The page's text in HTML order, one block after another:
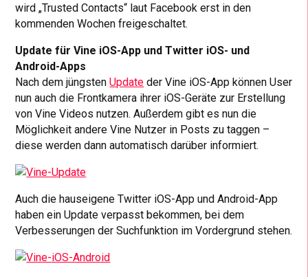
wird „Trusted Contacts“ laut Facebook erst in den
kommenden Wochen freigeschaltet.
Update für Vine iOS-App und Twitter iOS- und
Android-Apps
Nach dem jüngstenUpdate der Vine iOS-App können User
nun auch die Frontkamera ihrer iOS-Geräte zur Erstellung
von Vine Videos nutzen. Außerdem gibt es nun die
Möglichkeit andere Vine Nutzer in Posts zu taggen –
diese werden dann automatisch darüber informiert.
Auch die hauseigene Twitter iOS-App und Android-App
haben ein Update verpasst bekommen, bei dem
Verbesserungen der Suchfunktion im Vordergrund stehen.